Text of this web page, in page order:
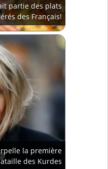
partie des plats
des Français!
la première
des Kurdes